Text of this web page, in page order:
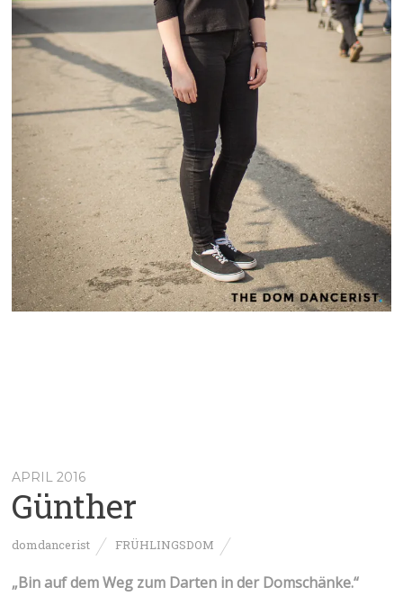
APRIL 2016
Günther
domdancerist FRÜHLINGSDOM
„Bin auf dem Weg zum Darten in der Domschänke.“